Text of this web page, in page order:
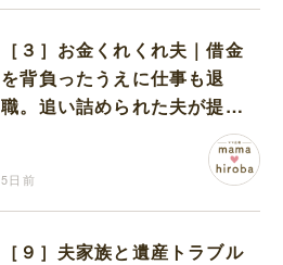
［３］お金くれくれ夫｜借金
を背負ったうえに仕事も退
職。追い詰められた夫が提案
5日前
［９］夫家族と遺産トラブル